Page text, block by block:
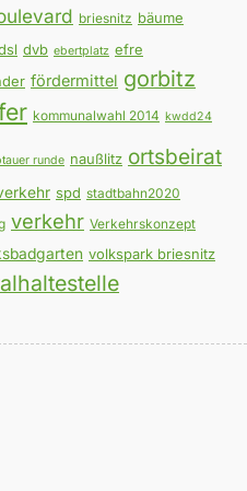
briesnitz bäume
dvb ebertplatz efre
fördermittel gorbitz
kommunalwahl 2014 kwdd24
runde naußlitz ortsbeirat
spd stadtbahn2020
verkehr Verkehrskonzept
volkspark briesnitz